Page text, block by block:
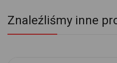
Znaleźliśmy inne